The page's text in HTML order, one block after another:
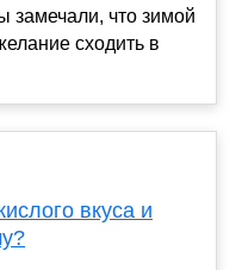
замечали, что зимой
сходить в
вкуса и